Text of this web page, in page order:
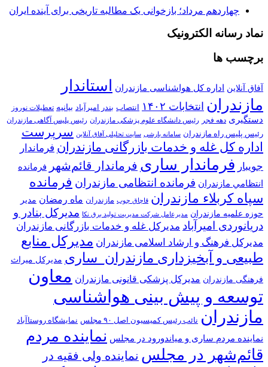
چهاردهم مرداد؛ بازخوانی یک مطالبه تاریخی برای آینده ایران
نماد رسانه الکترونیک
برچسب ها
آفاق آنلاین اداره کل هواشناسی مازندران استاندار
مازندران انتخابات ۱۴۰۲ انتصاب بندر امیرآباد بیانیه تعطیلات نوروز
دستگیری دهه فجر رئیس دانشگاه علوم پزشکی مازندران رئیس پلیس آگاهی مازندران
رئیس پلیس راه مازندران سامانه بارشی سایت تحلیلی آفاق آنلاین
سرپرست
اداره کل غله و خدمات بازرگانی مازندران فرماندار
جویبار فرماندار ساری فرماندار قائم‌شهر
فرمانده
انتظامي مازندران فرمانده انتظامی مازندران فرمانده
سپاه کربلاء مازندران قاچاق چوب مازندران ماه رمضان مدیر
حوزه علمیه مازندران مدیرعامل شرکت مدیریت تولید برق نکا
مدیرکل بنادر و
دریانوردی امیرآباد مدیرکل غله و خدمات بازرگانی مازندران
مدیرکل فرهنگ و ارشاد اسلامی مازندران مدیرکل منابع
طبیعی و آبخیزداری مازندران_ساری مدیرکل میراث
فرهنگی مازندران مدیرکل پزشکی قانونی مازندران معاون
توسعه و پیش بینی هواشناسی
مازندران نائب رئیس کمیسیون اصل ۹۰ مجلس نمایشگاه روستا‌آباد
نماینده مردم ساری و میاندورود در مجلس نماینده مردم
قائم‌شهر در مجلس نماینده ولی فقیه در